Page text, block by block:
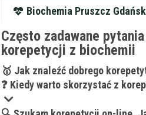
Biochemia Pruszcz
Często zadawane
korepetycji z biochemii
🥇 Jak znaleźć dobrego
❓ Kiedy warto skorzystać z